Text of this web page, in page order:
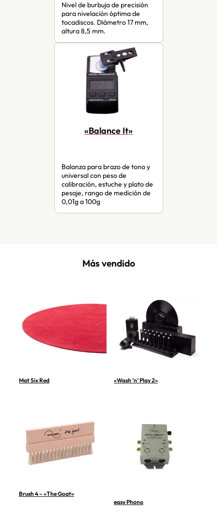
Nivel de burbuja de precisión
para nivelación óptima de
tocadiscos. Diámetro 17 mm,
altura 8,5 mm.
«Balance It»
Balanza para brazo de tono y
universal con peso de
calibración, estuche y plato de
pesaje, rango de medición de
0,01g a 100g
Más vendido
Mat Six Red «Wash ’n’ Play 2»
Brush 4 – «The Goat»
easy Phono